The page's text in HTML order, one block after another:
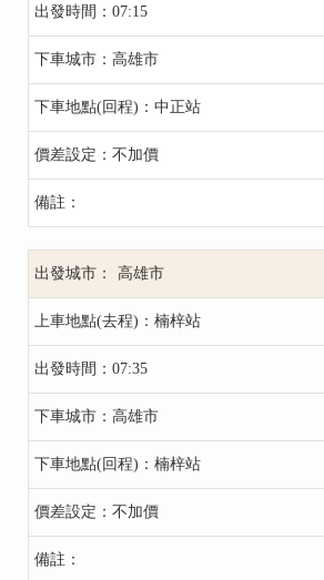
07:15
高雄市
中正站
不加價
高雄市
楠梓站
07:35
高雄市
楠梓站
不加價